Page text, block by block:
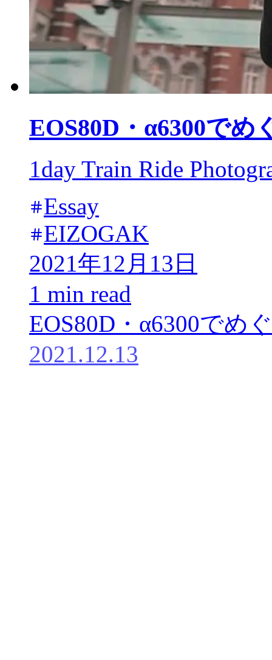
EOS80D・α6300でめ
1day Train Ride
Essay
EIZOGAK
2021年12月13日
1 min read
EOS80D・α6300でめ
2021.12.13